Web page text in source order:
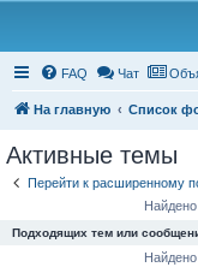
FAQ Чат
На главную Список
Активные темы
Перейти к расширенному
Найдено
Подходящих тем или
Найдено